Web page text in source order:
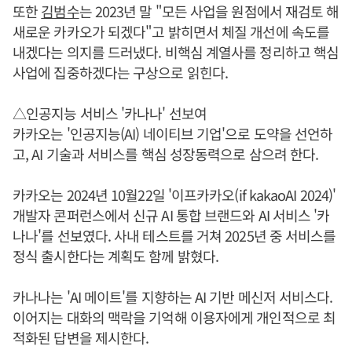
또한김범수는 2023년 말 "모든 사업을 원점에서 재검토 해
새로운 카카오가 되겠다"고 밝히면서 체질 개선에 속도를
내겠다는 의지를 드러냈다. 비핵심 계열사를 정리하고 핵심
사업에 집중하겠다는 구상으로 읽힌다.
△인공지능 서비스 '카나나' 선보여
카카오는 '인공지능(AI) 네이티브 기업'으로 도약을 선언하
고, AI 기술과 서비스를 핵심 성장동력으로 삼으려 한다.
카카오는 2024년 10월22일 '이프카카오(if kakaoAI 2024)'
개발자 콘퍼런스에서 신규 AI 통합 브랜드와 AI 서비스 '카
나나'를 선보였다. 사내 테스트를 거쳐 2025년 중 서비스를
정식 출시한다는 계획도 함께 밝혔다.
카나나는 'AI 메이트'를 지향하는 AI 기반 메신저 서비스다.
이어지는 대화의 맥락을 기억해 이용자에게 개인적으로 최
적화된 답변을 제시한다.